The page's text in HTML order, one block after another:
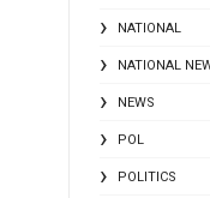
NATIONAL
NATIONAL
NEWS
POL
POLITICS